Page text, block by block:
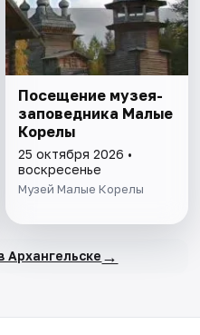
Посещение музея-
заповедника Малые
Корелы
25 октября 2026 •
воскресенье
Музей Малые Корелы
Архангельске →